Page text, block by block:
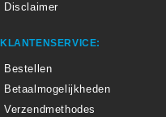
Disclaimer
KLANTENSERVICE:
Bestellen
Betaalmogelijkheden
Verzendmethodes